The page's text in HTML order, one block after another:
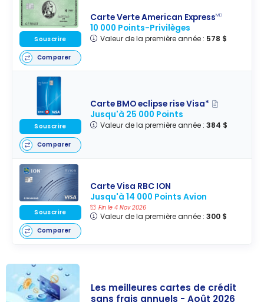
Carte Verte American ExpressMD
10 000 Points-Privilèges
Valeur de la première année : 578 $
Souscrire
Comparer
Carte BMO eclipse rise Visa*
Jusqu'à 25 000 Points
Valeur de la première année : 384 $
Souscrire
Comparer
Carte Visa RBC ION
Jusqu'à 14 000 Points Avion
Fin le 4 Nov 2026
Valeur de la première année : 300 $
Souscrire
Comparer
Les meilleures cartes de crédit
sans frais annuels - Août 2026